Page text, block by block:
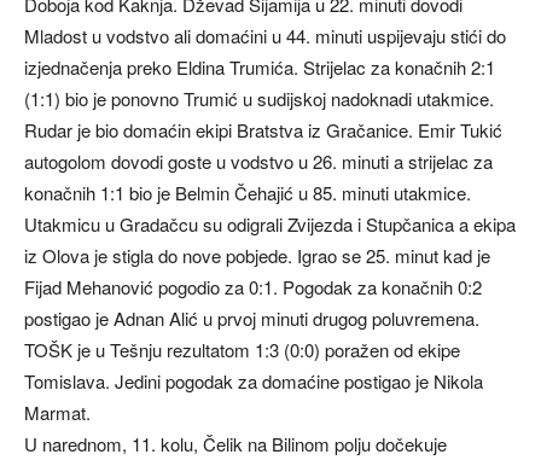
Mladost u vodstvo ali domaćini u 44. minuti uspijevaju stići do
izjednačenja preko Eldina Trumića. Strijelac za konačnih 2:1
(1:1) bio je ponovno Trumić u sudijskoj nadoknadi utakmice.
Rudar je bio domaćin ekipi Bratstva iz Gračanice. Emir Tukić
autogolom dovodi goste u vodstvo u 26. minuti a strijelac za
konačnih 1:1 bio je Belmin Čehajić u 85. minuti utakmice.
Utakmicu u Gradačcu su odigrali Zvijezda i Stupčanica a ekipa
iz Olova je stigla do nove pobjede. Igrao se 25. minut kad je
Fijad Mehanović pogodio za 0:1. Pogodak za konačnih 0:2
postigao je Adnan Alić u prvoj minuti drugog poluvremena.
TOŠK je u Tešnju rezultatom 1:3 (0:0) poražen od ekipe
Tomislava. Jedini pogodak za domaćine postigao je Nikola
Marmat.
U narednom, 11. kolu, Čelik na Bilinom polju dočekuje